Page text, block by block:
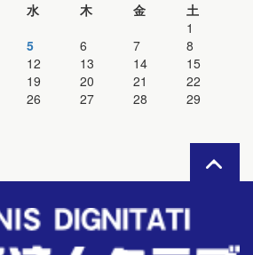
水 木 金
土
1
5 6 7
8
12 13 14
15
19 20 21
22
26 27 28
29